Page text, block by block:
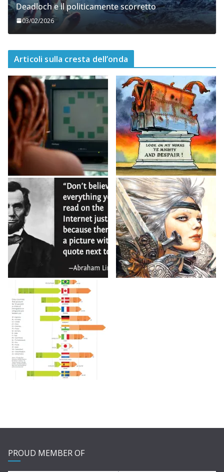
Deadloch e il politicamente scorretto
03/02/2026
Articoli sulla cresta dell’onda
PROUD MEMBER OF